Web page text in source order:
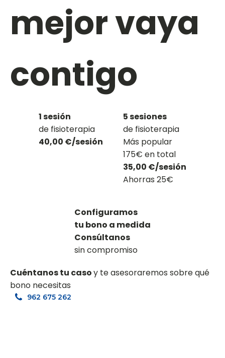
mejor vaya
contigo
1 sesión
de fisioterapia
40,00 €/sesión
5 sesiones
de fisioterapia
Más popular
175€ en total
35,00 €/sesión
Ahorras 25€
Configuramos
tu bono a medida
Consúltanos
sin compromiso
Cuéntanos tu casoy te asesoraremos sobre qué
bono necesitas
962 675 262